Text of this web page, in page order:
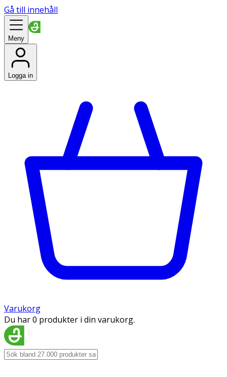
Gå till innehåll
Meny
Logga in
Varukorg
Du har 0 produkter i din varukorg.